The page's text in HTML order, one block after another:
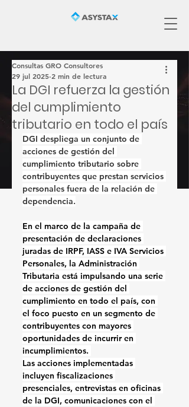
La DGI refuerza la gestión
del cumplimiento
tributario en todo el país
Consultas GRO Consultores
29 jul 2025 2 min de lectura
DGI despliega un conjunto de
acciones de gestión del
cumplimiento tributario sobre
contribuyentes que prestan servicios
personales fuera de la relación de
dependencia.
En el marco de la campaña de
presentación de declaraciones
juradas de IRPF, IASS e IVA Servicios
Personales, la Administración
Tributaria está impulsando una serie
de acciones de gestión del
cumplimiento en todo el país, con
el foco puesto en un segmento de
contribuyentes con mayores
oportunidades de incurrir en
incumplimientos.
Las acciones implementadas
incluyen fiscalizaciones
presenciales, entrevistas en oficinas
de la DGI, comunicaciones con el